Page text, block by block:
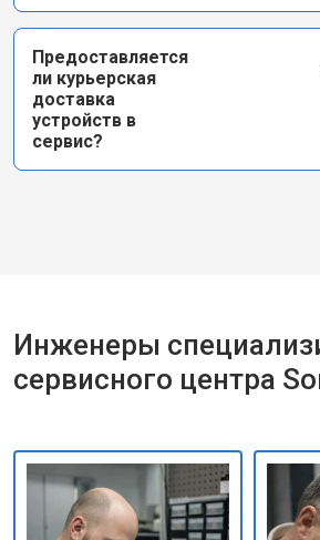
Предоставляется
ли курьерская
доставка
устройств в
сервис?
Инженеры
сервисного центра